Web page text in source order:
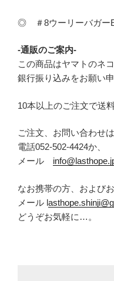
◎ ＃8ウーリーバガ
-通販のご案内-
この商品はヤマトのネ
銀行振り込みをお願い
10本以上のご注文で送
ご注文、お問い合わせは
電話052-502-4424か、
メール
なお携帯の方、および
メール l
どうぞお気軽に…。